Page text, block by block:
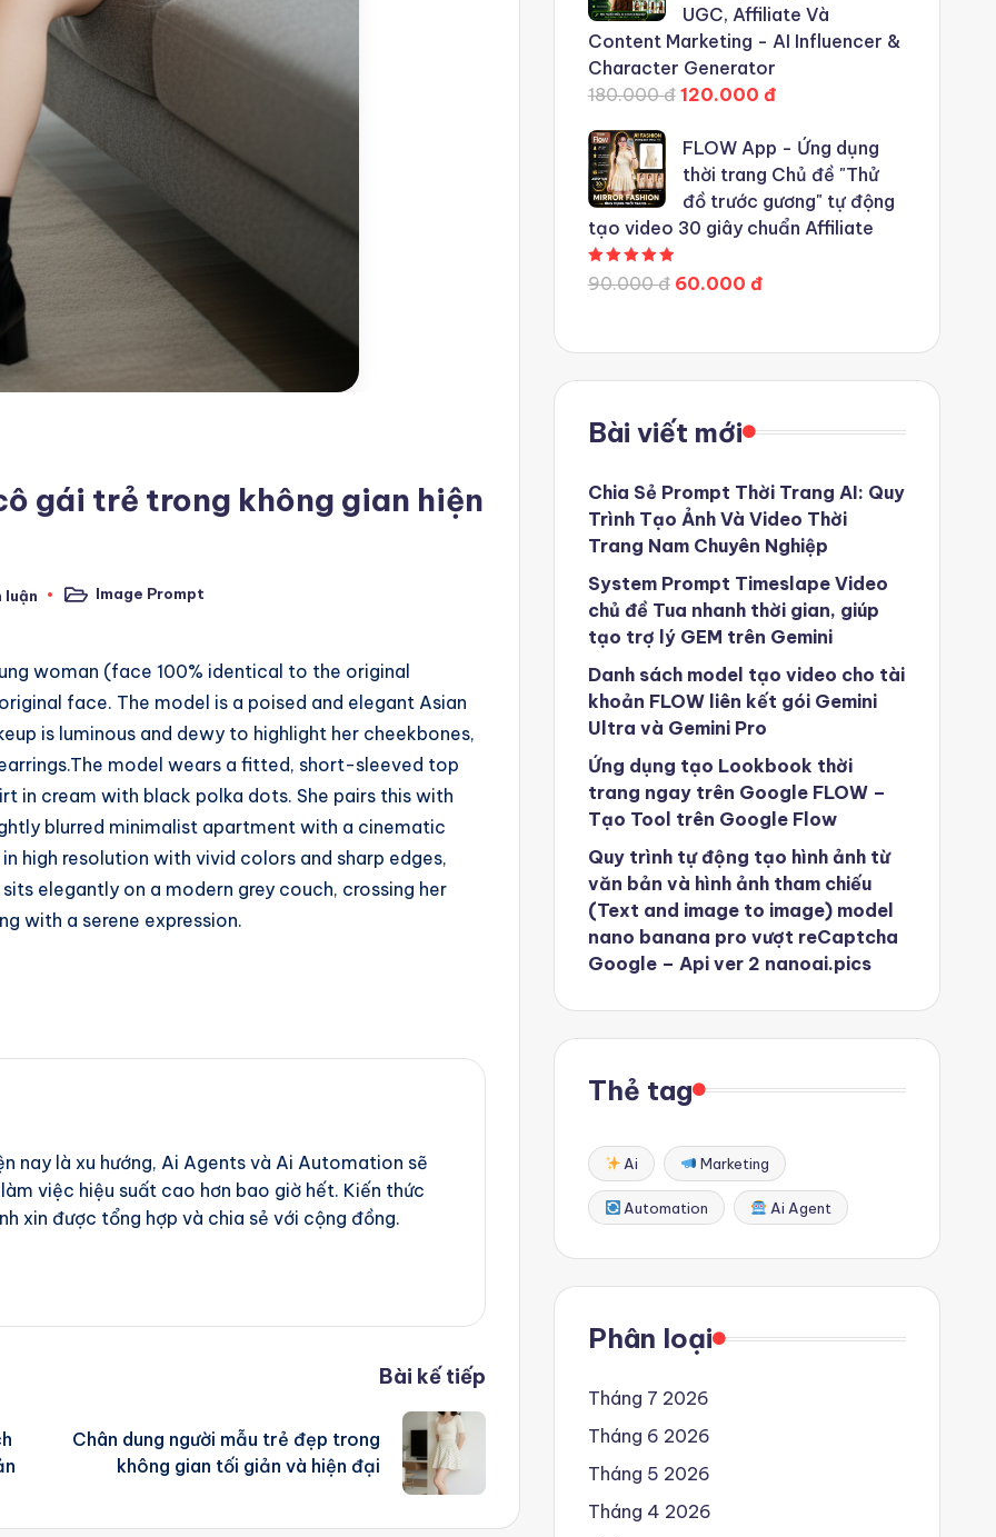
gái trẻ trong không gian hiện
luận
PostedImage Prompt
woman (face 100% identical to the original
face. The model is a poised and elegant Asian
is luminous and dewy to highlight her cheekbones,
model wears a fitted, short-sleeved top
in cream with black polka dots. She pairs this with
blurred minimalist apartment with a cinematic
high resolution with vivid colors and sharp edges,
elegantly on a modern grey couch, crossing her
with a serene expression.
nay là xu hướng, Ai Agents và Ai Automation sẽ
việc hiệu suất cao hơn bao giờ hết. Kiến thức
xin được tổng hợp và chia sẻ với cộng đồng.
Bài kế tiếp
Chân dung người mẫu trẻ đẹp trong
không gian tối giản và hiện đại
UGC, Affiliate Và
Content Marketing - AI Influencer &
Character Generator
180.000 đ 120.000 đ
FLOW App - Ứng dụng
thời trang Chủ đề "Thử
đồ trước gương" tự động
tạo video 30 giây chuẩn Affiliate
90.000 đ 60.000 đ
Bài viết mới
Chia Sẻ Prompt Thời Trang AI: Quy
Trình Tạo Ảnh Và Video Thời
Trang Nam Chuyên Nghiệp
System Prompt Timeslape Video
chủ đề Tua nhanh thời gian, giúp
tạo trợ lý GEM trên Gemini
Danh sách model tạo video cho tài
khoản FLOW liên kết gói Gemini
Ultra và Gemini Pro
Ứng dụng tạo Lookbook thời
trang ngay trên Google FLOW –
Tạo Tool trên Google Flow
Quy trình tự động tạo hình ảnh từ
văn bản và hình ảnh tham chiếu
(Text and image to image) model
nano banana pro vượt reCaptcha
Google – Api ver 2 nanoai.pics
Thẻ tag
Ai Marketing
Automation Ai Agent
Phân loại
Tháng 7 2026
Tháng 6 2026
Tháng 5 2026
Tháng 4 2026